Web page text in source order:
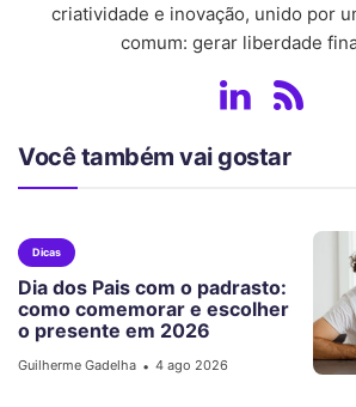
criatividade e inovação, unido por
comum: gerar liberdade
Você também vai gostar
Dicas
Dia dos Pais com o padrasto:
como comemorar e escolher
o presente em 2026
Guilherme Gadelha • 4 ago 2026